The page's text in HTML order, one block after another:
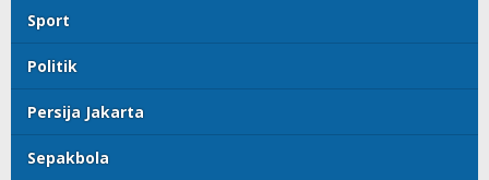
Sport
Politik
Persija Jakarta
Sepakbola